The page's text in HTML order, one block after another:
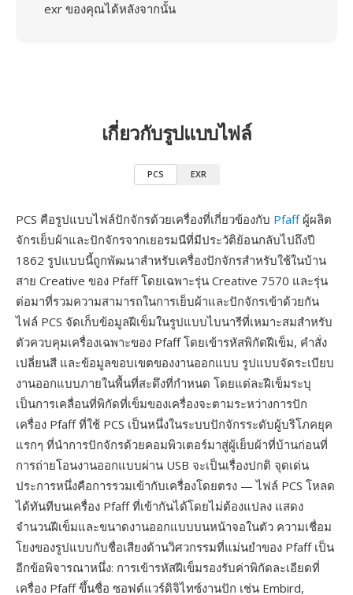
exr ของคุณได้หลังจากนั้น
เกี่ยวกับรูปแบบไฟล์
PCS EXR
PCS คือรูปแบบไฟล์ปักจักรด้วยเครื่องที่เกี่ยวข้องกับ Pfaffผู้ผลิต
จักรเย็บผ้าและปักจักรจากเยอรมนีที่มีประวัติย้อนกลับไปถึงปี
1862 รูปแบบนี้ถูกพัฒนาสำหรับเครื่องปักจักรสำหรับใช้ในบ้าน
สาย Creative ของ Pfaff โดยเฉพาะรุ่น Creative 7570 และรุ่น
ต่อมาที่รวมความสามารถในการเย็บผ้าและปักจักรเข้าด้วยกัน
ไฟล์ PCS จัดเก็บข้อมูลฝีเข็มในรูปแบบไบนารีที่เหมาะสมสำหรับ
ตัวควบคุมเครื่องเฉพาะของ Pfaff โดยเข้ารหัสพิกัดฝีเข็ม, คำสั่ง
เปลี่ยนสี และข้อมูลขอบเขตของงานออกแบบ รูปแบบจัดระเบียบ
งานออกแบบภายในพื้นที่สะดึงที่กำหนด โดยแต่ละฝีเข็มระบุ
เป็นการเคลื่อนที่พิกัดที่เข็มของเครื่องจะตามระหว่างการปัก
เครื่อง Pfaff ที่ใช้ PCS เป็นหนึ่งในระบบปักจักรระดับผู้บริโภคยุค
แรกๆ ที่นำการปักจักรด้วยคอมพิวเตอร์มาสู่ผู้เย็บผ้าที่บ้านก่อนที่
การถ่ายโอนงานออกแบบผ่าน USB จะเป็นเรื่องปกติ จุดเด่น
ประการหนึ่งคือการรวมเข้ากับเครื่องโดยตรง — ไฟล์ PCS โหลด
ได้ทันทีบนเครื่อง Pfaff ที่เข้ากันได้โดยไม่ต้องแปลง แสดง
จำนวนฝีเข็มและขนาดงานออกแบบบนหน้าจอในตัว ความเชื่อม
โยงของรูปแบบกับชื่อเสียงด้านวิศวกรรมที่แม่นยำของ Pfaff เป็น
อีกข้อพิจารณาหนึ่ง: การเข้ารหัสฝีเข็มรองรับค่าพิกัดละเอียดที่
เครื่อง Pfaff ขึ้นชื่อ ซอฟต์แวร์ดิจิไทซ์งานปัก เช่น Embird,